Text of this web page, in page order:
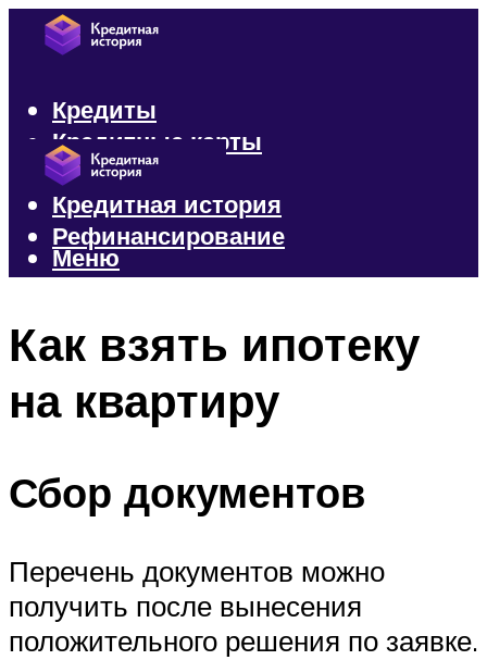
Кредиты
Кредитные карты
Микрозаймы
Кредитная история
Рефинансирование
Меню
Как взять ипотеку
на квартиру
Сбор документов
Перечень документов можно
получить после вынесения
положительного решения по заявке.